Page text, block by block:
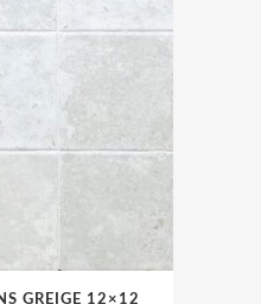
GREIGE 12×12